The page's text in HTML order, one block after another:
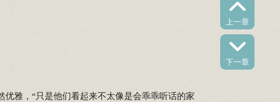
上一章
下一章
雅，“只是他们看起来不太像是会乖乖听话的家